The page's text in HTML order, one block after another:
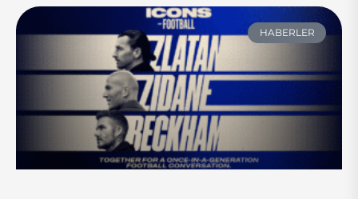
HABERLER